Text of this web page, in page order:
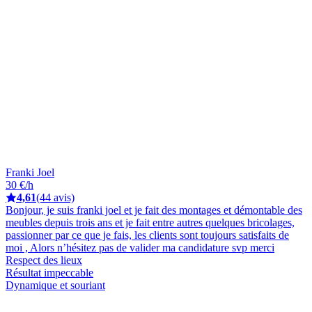
Franki Joel
30 €/h
4,61(44 avis)
Bonjour, je suis franki joel et je fait des montages et démontable des
meubles depuis trois ans et je fait entre autres quelques bricolages,
passionner par ce que je fais, les clients sont toujours satisfaits de
moi , Alors n’hésitez pas de valider ma candidature svp merci
Respect des lieux
Résultat impeccable
Dynamique et souriant